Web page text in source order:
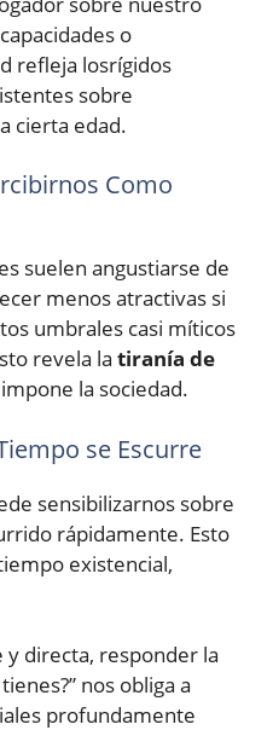
o
refleja losrígidos
sobre
cierta edad.
Como
suelen angustiarse de
menos atractivas si
umbrales casi míticos
revela la tiranía de
la sociedad.
se Escurre
sensibilizarnos sobre
rápidamente. Esto
existencial,
y directa, responder la
nos obliga a
profundamente